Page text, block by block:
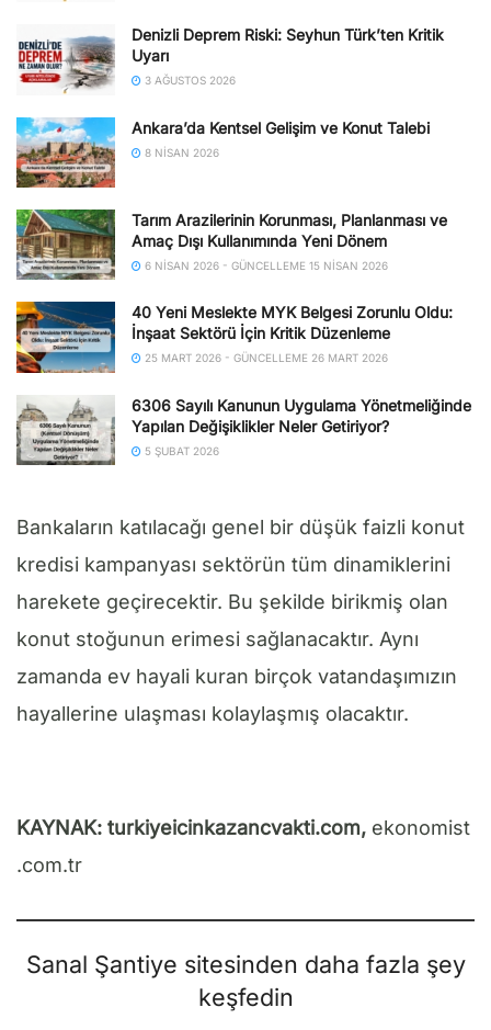
Denizli Deprem Riski: Seyhun Türk’ten Kritik
Uyarı
3 AĞUSTOS 2026
Ankara’da Kentsel Gelişim ve Konut Talebi
8 NISAN 2026
Tarım Arazilerinin Korunması, Planlanması ve
Amaç Dışı Kullanımında Yeni Dönem
6 NISAN 2026 - GÜNCELLEME 15 NISAN 2026
40 Yeni Meslekte MYK Belgesi Zorunlu Oldu:
İnşaat Sektörü İçin Kritik Düzenleme
25 MART 2026 - GÜNCELLEME 26 MART 2026
6306 Sayılı Kanunun Uygulama Yönetmeliğinde
Yapılan Değişiklikler Neler Getiriyor?
5 ŞUBAT 2026
Bankaların katılacağı genel bir düşük faizli konut
kredisi kampanyası sektörün tüm dinamiklerini
harekete geçirecektir. Bu şekilde birikmiş olan
konut stoğunun erimesi sağlanacaktır. Aynı
zamanda ev hayali kuran birçok vatandaşımızın
hayallerine ulaşması kolaylaşmış olacaktır.
KAYNAK: turkiyeicinkazancvakti.com, ekonomist
.com.tr
Sanal Şantiye sitesinden daha fazla şey
keşfedin